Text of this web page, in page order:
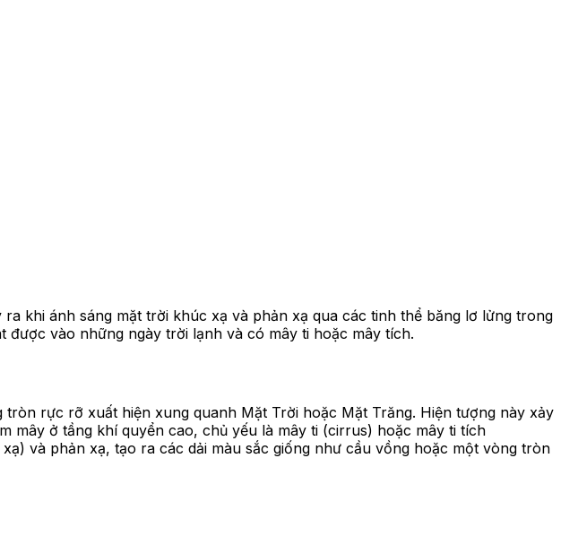
ra khi ánh sáng mặt trời khúc xạ và phản xạ qua các tinh thể băng lơ lửng trong
vào những ngày trời lạnh và có mây ti hoặc mây tích.
rực rỡ xuất hiện xung quanh Mặt Trời hoặc Mặt Trăng. Hiện tượng này xảy
mây ở tầng khí quyển cao, chủ yếu là mây ti (cirrus) hoặc mây ti tích
và phản xạ, tạo ra các dải màu sắc giống như cầu vồng hoặc một vòng tròn